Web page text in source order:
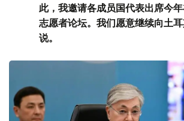
此，我邀请各成员国代表出席今
志愿者论坛。我们愿意继续向土
说。